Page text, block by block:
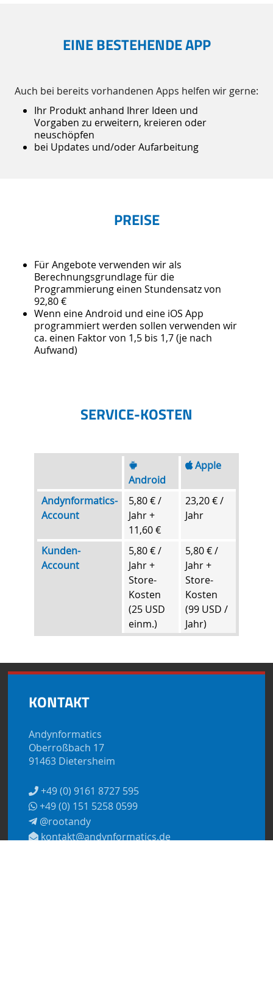
EINE BESTEHENDE APP
Auch bei bereits vorhandenen Apps helfen wir gerne:
Ihr Produkt anhand Ihrer Ideen und
Vorgaben zu erweitern, kreieren oder
neuschöpfen
bei Updates und/oder Aufarbeitung
PREISE
Für Angebote verwenden wir als
Berechnungsgrundlage für die
Programmierung einen Stundensatz von
92,80 €
Wenn eine Android und eine iOS App
programmiert werden sollen verwenden wir
ca. einen Faktor von 1,5 bis 1,7 (je nach
Aufwand)
SERVICE-KOSTEN
Android
Apple
Andynformatics-
Account
5,80 € /
Jahr +
11,60 €
23,20 € /
Jahr
Kunden-
Account
5,80 € /
Jahr +
Store-
Kosten
(25 USD
einm.)
5,80 € /
Jahr +
Store-
Kosten
(99 USD /
Jahr)
KONTAKT
Andynformatics
Oberroßbach 17
91463 Dietersheim
+49 (0) 9161 8727 595
+49 (0) 151 5258 0599
@rootandy
kontakt@andynformatics.de